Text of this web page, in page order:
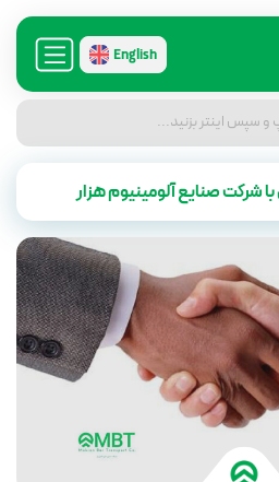
English
شرکت صنایع آلومینیوم هزار